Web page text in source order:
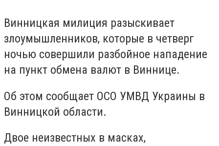
Винницкая милиция разыскивает
злоумышленников, которые в четверг
ночью совершили разбойное нападение
на пункт обмена валют в Виннице.
Об этом сообщает ОСО УМВД Украины в
Винницкой области.
Двое неизвестных в масках,